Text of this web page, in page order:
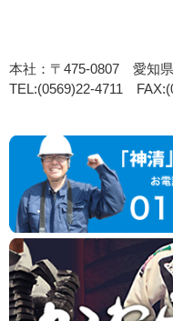
本社：〒475-0807 愛知
TEL:(0569)22-4711